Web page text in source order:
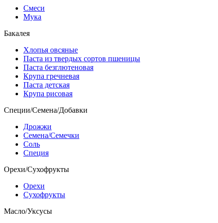
Смеси
Мука
Бакалея
Хлопья овсяные
Паста из твердых сортов пшеницы
Паста безглютеновая
Крупа гречневая
Паста детская
Крупа рисовая
Специи/Семена/Добавки
Дрожжи
Семена/Семечки
Соль
Специя
Орехи/Сухофрукты
Орехи
Сухофрукты
Масло/Уксусы